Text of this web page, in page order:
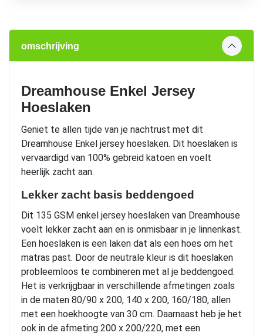
omschrijving
Dreamhouse Enkel Jersey
Hoeslaken
Geniet te allen tijde van je nachtrust met dit
Dreamhouse Enkel jersey hoeslaken. Dit hoeslaken is
vervaardigd van 100% gebreid katoen en voelt
heerlijk zacht aan.
Lekker zacht basis beddengoed
Dit 135 GSM enkel jersey hoeslaken van Dreamhouse
voelt lekker zacht aan en is onmisbaar in je linnenkast.
Een hoeslaken is een laken dat als een hoes om het
matras past. Door de neutrale kleur is dit hoeslaken
probleemloos te combineren met al je beddengoed.
Het is verkrijgbaar in verschillende afmetingen zoals
in de maten 80/90 x 200, 140 x 200, 160/180, allen
met een hoekhoogte van 30 cm. Daarnaast heb je het
ook in de afmeting 200 x 200/220, met een